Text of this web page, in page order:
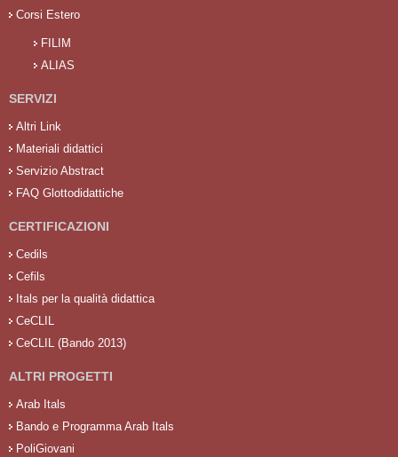
Corsi Estero
FILIM
ALIAS
SERVIZI
Altri Link
Materiali didattici
Servizio Abstract
FAQ Glottodidattiche
CERTIFICAZIONI
Cedils
Cefils
Itals per la qualità didattica
CeCLIL
CeCLIL (Bando 2013)
ALTRI PROGETTI
Arab Itals
Bando e Programma Arab Itals
PoliGiovani